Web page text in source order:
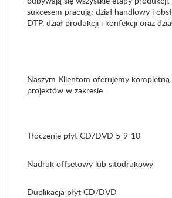
sukcesem pracują: dział handlowy i
DTP, dział produkcji i konfekcji oraz
Naszym Klientom oferujemy kompletną
projektów w zakresie:
Tłoczenie płyt CD/DVD 5-9-10
Nadruk offsetowy lub sitodrukowy
Duplikacja płyt CD/DVD